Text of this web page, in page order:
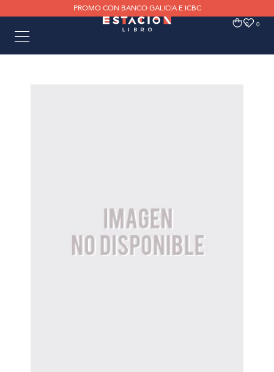
PROMO CON BANCO GALICIA E ICBC
0 0